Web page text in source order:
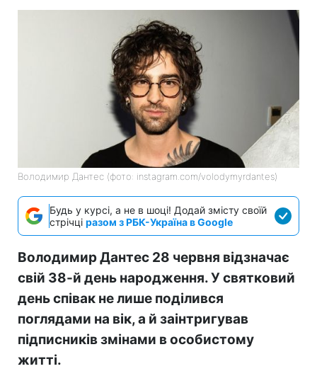
Володимир Дантес (фото: instagram.com/volodymyrdantes)
Будь у курсі, а не в шоці! Додай змісту своїй
стрічці разом з РБК-Україна в Google
Володимир Дантес 28 червня відзначає
свій 38-й день народження. У святковий
день співак не лише поділився
поглядами на вік, а й заінтригував
підписників змінами в особистому
житті.